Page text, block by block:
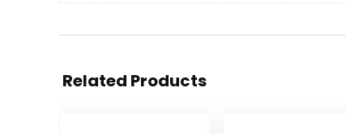
Related Products